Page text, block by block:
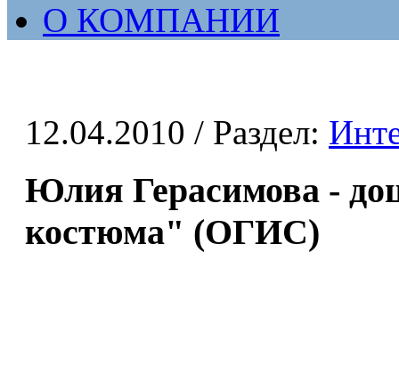
О КОМПАНИИ
12.04.2010 / Раздел:
Юлия Герасимова -
костюма" (ОГИС)